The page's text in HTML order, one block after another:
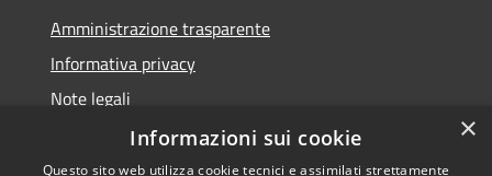
Amministrazione trasparente
Informativa privacy
Note legali
Dichiarazione di accessibilità
×
Informazioni sui cookie
Questo sito web utilizza cookie tecnici e assimilati strettamente